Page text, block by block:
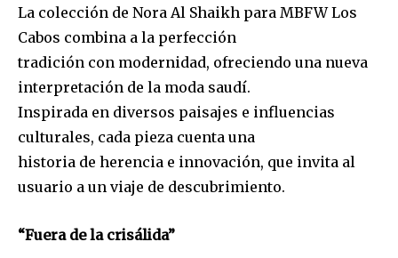
La colección de Nora Al Shaikh para MBFW Los
Cabos combina a la perfección
tradición con modernidad, ofreciendo una nueva
interpretación de la moda saudí.
Inspirada en diversos paisajes e influencias
culturales, cada pieza cuenta una
historia de herencia e innovación, que invita al
usuario a un viaje de descubrimiento.
“Fuera de la crisálida”